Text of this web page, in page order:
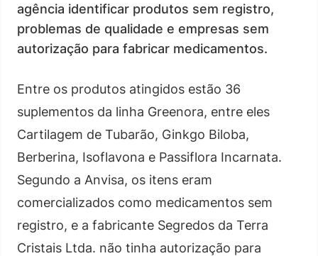
agência identificar produtos sem registro,
problemas de qualidade e empresas sem
autorização para fabricar medicamentos.
Entre os produtos atingidos estão 36
suplementos da linha Greenora, entre eles
Cartilagem de Tubarão, Ginkgo Biloba,
Berberina, Isoflavona e Passiflora Incarnata.
Segundo a Anvisa, os itens eram
comercializados como medicamentos sem
registro, e a fabricante Segredos da Terra
Cristais Ltda. não tinha autorização para